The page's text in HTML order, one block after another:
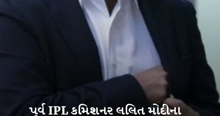
પૂર્વ IPL કમિશનર લલિત મોદીના